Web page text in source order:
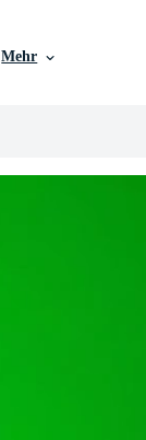
Mehr